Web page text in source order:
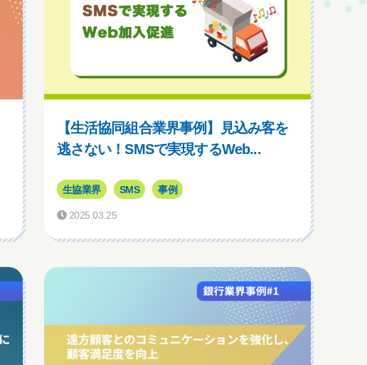
【生活協同組合業界事例】見込み客を
逃さない！SMSで実現するWeb...
生協業界 SMS 事例
2025.03.25